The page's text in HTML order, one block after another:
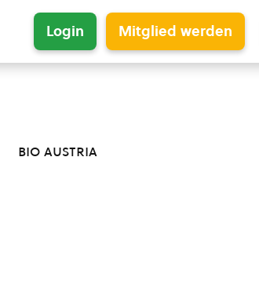
Login Mitglied werden
bio austria